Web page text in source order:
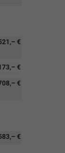
€
€
€
€